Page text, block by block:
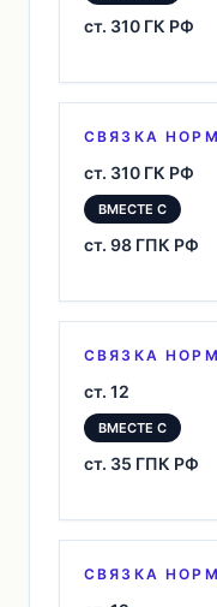
ст. 310 ГК РФ
СВЯЗКА НОРМ
ст. 310 ГК РФ
ВМЕСТЕ С
ст. 98 ГПК РФ
СВЯЗКА НОРМ
ст. 12
ВМЕСТЕ С
ст. 35 ГПК РФ
СВЯЗКА НОРМ